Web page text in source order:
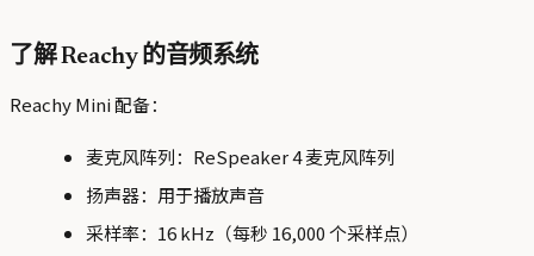
了解 Reachy 的音频系统
Reachy Mini 配备：
麦克风阵列：ReSpeaker 4 麦克风阵列
扬声器：用于播放声音
采样率：16 kHz（每秒 16,000 个采样点）